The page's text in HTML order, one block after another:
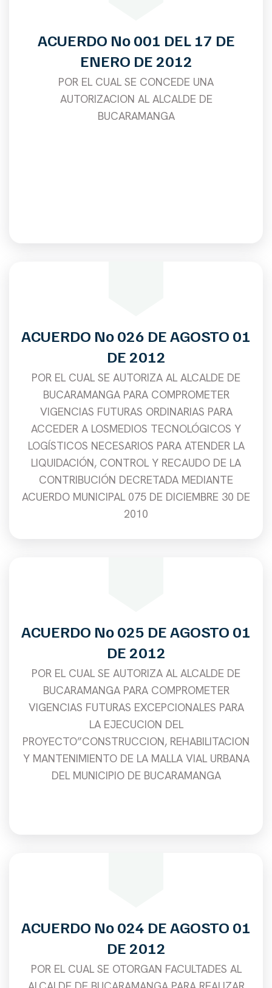
ACUERDO No 001 DEL 17 DE
ENERO DE 2012
POR EL CUAL SE CONCEDE UNA
AUTORIZACION AL ALCALDE DE
BUCARAMANGA
ACUERDO No 026 DE AGOSTO 01
DE 2012
POR EL CUAL SE AUTORIZA AL ALCALDE DE
BUCARAMANGA PARA COMPROMETER
VIGENCIAS FUTURAS ORDINARIAS PARA
ACCEDER A LOSMEDIOS TECNOLÓGICOS Y
LOGÍSTICOS NECESARIOS PARA ATENDER LA
LIQUIDACIÓN, CONTROL Y RECAUDO DE LA
CONTRIBUCIÓN DECRETADA MEDIANTE
ACUERDO MUNICIPAL 075 DE DICIEMBRE 30 DE
2010
ACUERDO No 025 DE AGOSTO 01
DE 2012
POR EL CUAL SE AUTORIZA AL ALCALDE DE
BUCARAMANGA PARA COMPROMETER
VIGENCIAS FUTURAS EXCEPCIONALES PARA
LA EJECUCION DEL
PROYECTO”CONSTRUCCION, REHABILITACION
Y MANTENIMIENTO DE LA MALLA VIAL URBANA
DEL MUNICIPIO DE BUCARAMANGA
ACUERDO No 024 DE AGOSTO 01
DE 2012
POR EL CUAL SE OTORGAN FACULTADES AL